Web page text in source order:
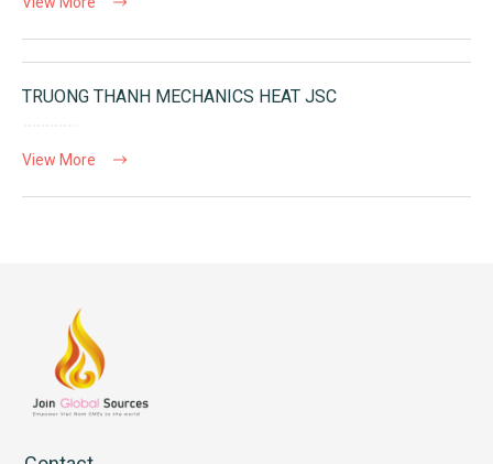
TRUONG THANH MECHANICS HEAT JSC
View More